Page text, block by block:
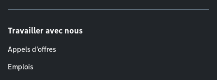
Travailler avec nous
Appels d'offres
Emplois